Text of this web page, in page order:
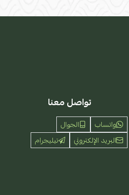
تواصل معنا
واتساب
الجوال
البريد الإلكتروني
تيليجرام